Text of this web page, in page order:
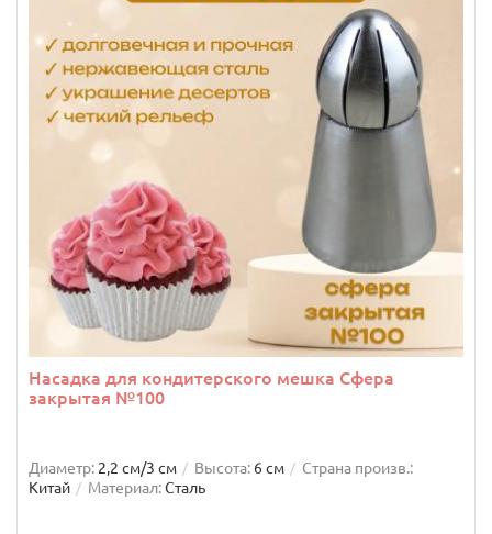
Насадка для кондитерского мешка Сфера
закрытая №100
Диаметр: 2,2 см/3 см Высота: 6 см
Страна произв.:
Китай
Материал:Сталь